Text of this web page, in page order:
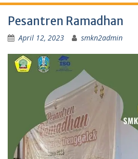
Pesantren Ramadhan
April 12, 2023 smkn2admin